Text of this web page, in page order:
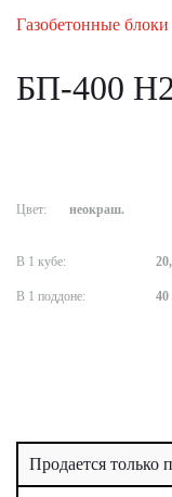
Газобетонные блоки
БП-400
Цвет: неокраш.
В 1 кубе:
В 1 поддоне:
Продается только